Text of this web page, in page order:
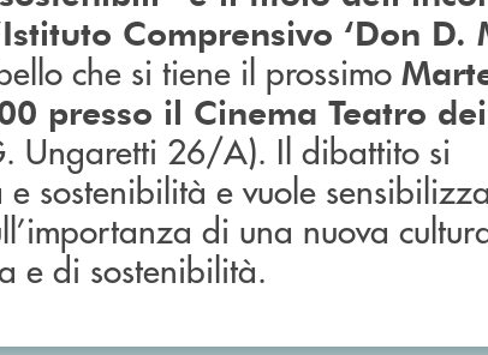
Comprensivo ‘Don D.
che si tiene il prossimo
presso il Cinema Teatro
Ungaretti 26/A). Il dibattito si
sostenibilità e vuole
di una nuova
e di sostenibilità.